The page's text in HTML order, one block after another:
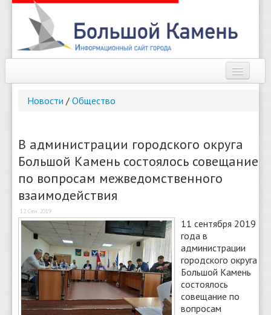
Справочник
О сайте
Новости / Общество
В администрации городского округа
Большой Камень состоялось совещание
по вопросам межведомственного
взаимодействия
12 Сен 2019
11 сентября 2019
года в
администрации
городского округа
Большой Камень
состоялось
совещание по
вопросам